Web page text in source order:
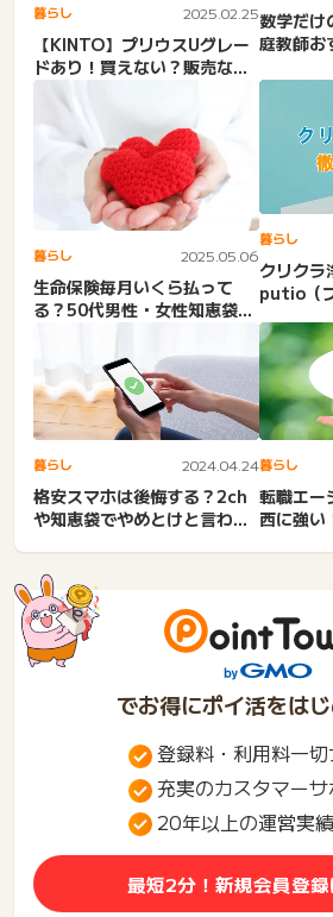
暮らし 2025.02.25
【KINTO】プリウスUグレー
ドあり！買えない？販売な
い。口コミ・納車・個人な...
数学だけ
庭教師お
け...
暮らし 2025.05.06
生命保険毎月いくら払って
る？50代男性・女性知恵袋。
暮らし
クリクラ
putio（
暮らし 2024.04.24
格安スマホは後悔する？2ch
や知恵袋でやめとけと言われ
暮らし
転職エー
西に強い
でお得にポイ活をはじ
登録料・利用料一切
充実のカスタマー
20年以上の運営実績
最短2分！新規会員登